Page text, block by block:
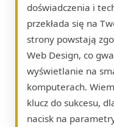
doświadczenia i
przekłada się na
strony powstają
Web Design, co
wyświetlanie na
komputerach.
klucz do sukcesu,
nacisk na